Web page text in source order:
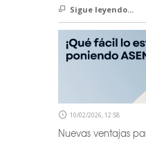
Sigue leyendo...
10/02/2026, 12:58
Nuevas ventajas